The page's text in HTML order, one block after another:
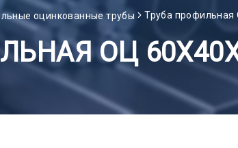
оцинкованные трубы Труба профильная
ОЦ